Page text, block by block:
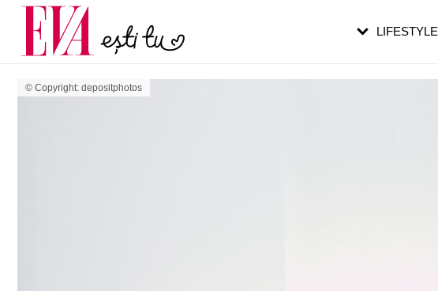
© Copyright: depositphotos
LIFESTYLE
Carieră
Actualitate
pe măsură ce înaintezi în vârstă